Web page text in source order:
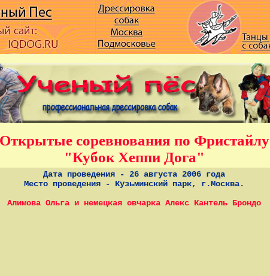
Открытые соревнования по Фристайлу
"Кубок Хеппи Дога"
Дата проведения - 26 августа 2006 года
Место проведения - Кузьминский парк, г.Москва.
Алимова Ольга и немецкая овчарка Алекс Кантель Брондо